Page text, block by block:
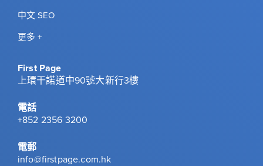
中文 SEO
更多 +
First Page
上環干諾道中90號大新行3樓
電話
+852 2356 3200
電郵
info@firstpage.com.hk